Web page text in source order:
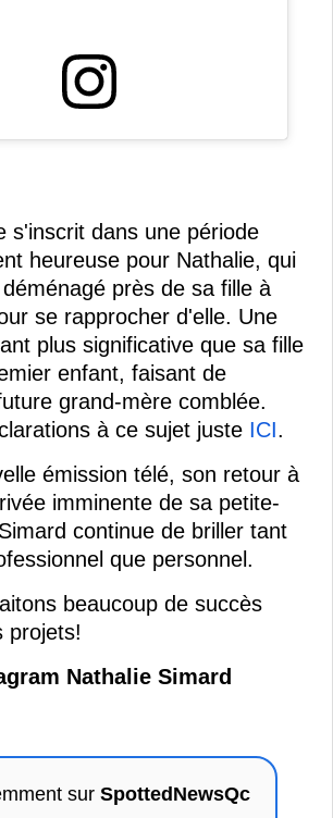
s'inscrit dans une période
heureuse pour Nathalie, qui
près de sa fille à
se rapprocher d'elle. Une
plus significative que sa fille
enfant, faisant de
grand-mère comblée.
à ce sujet juste ICI.
émission télé, son retour à
imminente de sa petite-
continue de briller tant
que personnel.
beaucoup de succès
projets!
Nathalie Simard
sur SpottedNewsQc